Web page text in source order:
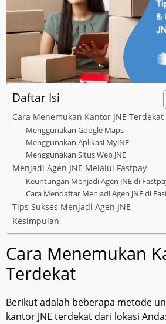
Daftar Isi
Cara Menemukan Kantor JNE Terdekat
Menggunakan Google Maps
Menggunakan Aplikasi MyJNE
Menggunakan Situs Web JNE
Menjadi Agen JNE Melalui Fastpay
Keuntungan Menjadi Agen JNE di
Cara Mendaftar Menjadi Agen JNE di
Tips Sukses Menjadi Agen JNE
Kesimpulan
Cara Menemukan
Terdekat
Berikut adalah beberapa metode
kantor JNE terdekat dari lokasi Anda: